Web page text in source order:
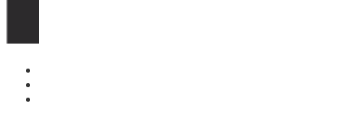
Перейти
содержимому